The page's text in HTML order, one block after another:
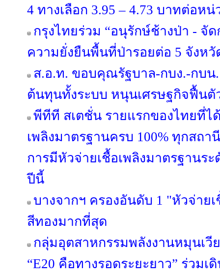
4 ทางเลือก 3.95 – 4.73 บาทต่อหน่
กรุงไทยร่วม “อนุรักษ์ช้างป่า - จั
ความยั่งยืนพื้นที่ป่ารอยต่อ 5 จังห
ส.อ.ท. ขอบคุณรัฐบาล-กบง.-กบ
ต้นทุนทั้งระบบ หนุนเศรษฐกิจฟื้นตั
พีทีที สเตชั่น รายแรกของไทยที่
เพลิงมาตรฐานครบ 100% ทุกสถา
การมีหัวจ่ายเชื้อเพลิงมาตรฐานร
ปีนี้
บางจากฯ ครองอันดับ 1 "หัวจ่าย
สีทองมากที่สุด
กลุ่มอุตสาหกรรมพลังงานหมุนเวี
“E20 คือทางรอดระยะยาว” ร่วม